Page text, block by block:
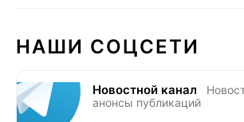
НАШИ СОЦСЕТИ
Новостной канал
анонсы публикаций